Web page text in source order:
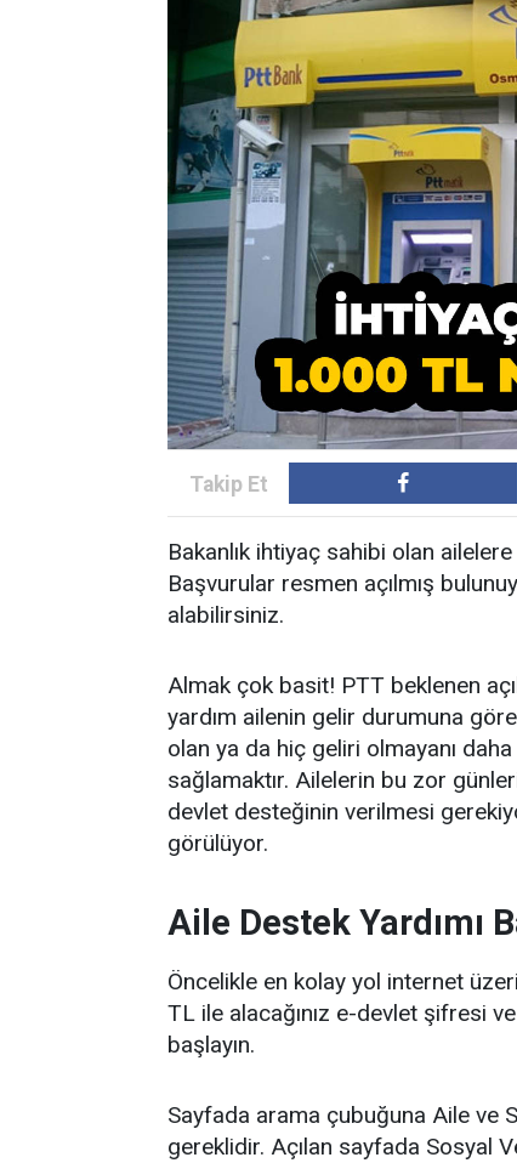
Bakanlık ihtiyaç sahibi olan
Başvurular resmen açılmış
alabilirsiniz.
Almak çok basit! PTT beklenen
yardım ailenin gelir durumuna
olan ya da hiç geliri olmayanı
sağlamaktır. Ailelerin bu zor
devlet desteğinin verilmesi
görülüyor.
Aile Destek Yardımı
Öncelikle en kolay yol internet
TL ile alacağınız e-devlet şifresi
başlayın.
Sayfada arama çubuğuna Aile ve
gereklidir. Açılan sayfada Sosyal